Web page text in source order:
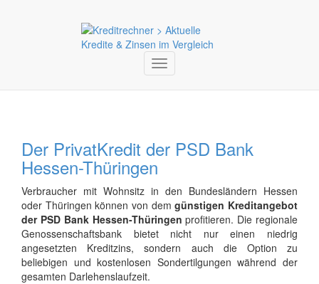
Toggle
navigation
Der PrivatKredit der PSD Bank
Hessen-Thüringen
Verbraucher mit Wohnsitz in den Bundesländern Hessen
oder Thüringen können von demgünstigen Kreditangebot
der PSD Bank Hessen-Thüringen profitieren. Die regionale
Genossenschaftsbank bietet nicht nur einen niedrig
angesetzten Kreditzins, sondern auch die Option zu
beliebigen und kostenlosen Sondertilgungen während der
gesamten Darlehenslaufzeit.